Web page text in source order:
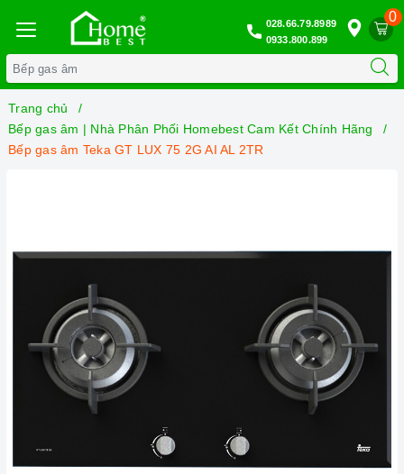
0
028.66.79.8989
0933.800.899
Trang chủ
Bếp gas âm | Nhà Phân Phối Homebest Cam Kết Chính Hãng
Bếp gas âm Teka GT LUX 75 2G AI AL 2TR